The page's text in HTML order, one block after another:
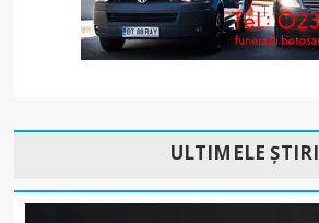
ULTIMELE ȘTIRI